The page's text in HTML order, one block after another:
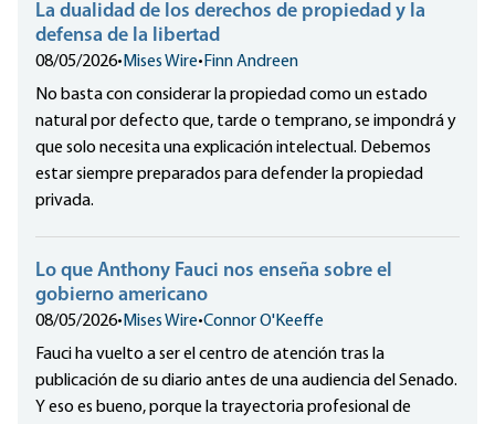
La dualidad de los derechos de propiedad y la
defensa de la libertad
08/05/2026• Mises Wire• Finn Andreen
No basta con considerar la propiedad como un estado
natural por defecto que, tarde o temprano, se impondrá y
que solo necesita una explicación intelectual. Debemos
estar siempre preparados para defender la propiedad
privada.
Lo que Anthony Fauci nos enseña sobre el
gobierno americano
08/05/2026• Mises Wire•Connor O'Keeffe
Fauci ha vuelto a ser el centro de atención tras la
publicación de su diario antes de una audiencia del Senado.
Y eso es bueno, porque la trayectoria profesional de